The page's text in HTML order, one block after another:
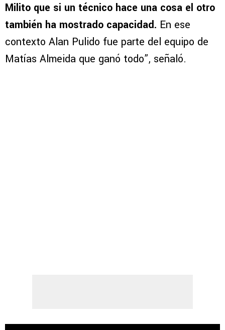
Milito que si un técnico hace una cosa el otro
también ha mostrado capacidad. En ese
contexto Alan Pulido fue parte del equipo de
Matías Almeida que ganó todo”, señaló.